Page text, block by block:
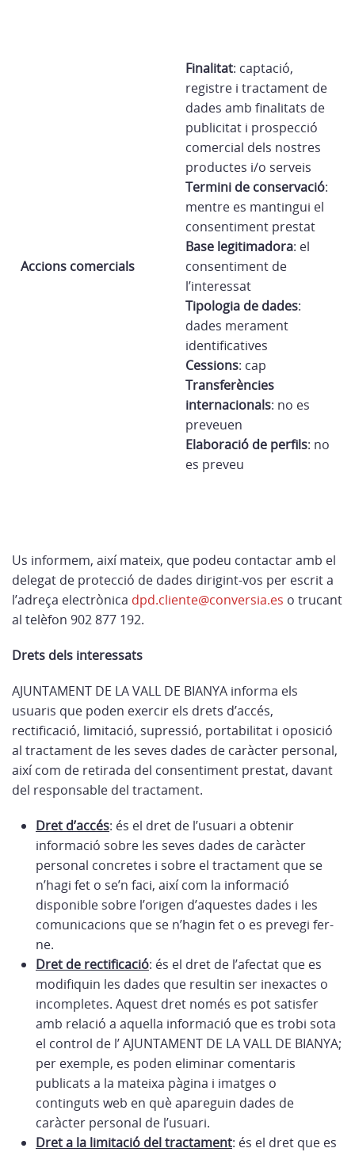
Accions comercials
Finalitat: captació,
registre i tractament de
dades amb finalitats de
publicitat i prospecció
comercial dels nostres
productes i/o serveis
Termini de conservació:
mentre es mantingui el
consentiment prestat
Base legitimadora: el
consentiment de
l’interessat
Tipologia de dades:
dades merament
identificatives
Cessions: cap
Transferències
internacionals: no es
preveuen
Elaboració de perfils: no
es preveu
Us informem, així mateix, que podeu contactar amb el
delegat de protecció de dades dirigint-vos per escrit a
l’adreça electrònica dpd.cliente@conversia.es o trucant
al telèfon 902 877 192.
Drets dels interessats
AJUNTAMENT DE LA VALL DE BIANYA informa els
usuaris que poden exercir els drets d’accés,
rectificació, limitació, supressió, portabilitat i oposició
al tractament de les seves dades de caràcter personal,
així com de retirada del consentiment prestat, davant
del responsable del tractament.
Dret d’accés: és el dret de l’usuari a obtenir
informació sobre les seves dades de caràcter
personal concretes i sobre el tractament que se
n’hagi fet o se’n faci, així com la informació
disponible sobre l’origen d’aquestes dades i les
comunicacions que se n’hagin fet o es prevegi fer-
ne.
Dret de rectificació: és el dret de l’afectat que es
modifiquin les dades que resultin ser inexactes o
incompletes. Aquest dret només es pot satisfer
amb relació a aquella informació que es trobi sota
el control de l’ AJUNTAMENT DE LA VALL DE BIANYA;
per exemple, es poden eliminar comentaris
publicats a la mateixa pàgina i imatges o
continguts web en què apareguin dades de
caràcter personal de l’usuari.
Dret a la limitació del tractament: és el dret que es